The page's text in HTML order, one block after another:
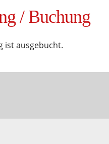
/ Buchung
ist ausgebucht.